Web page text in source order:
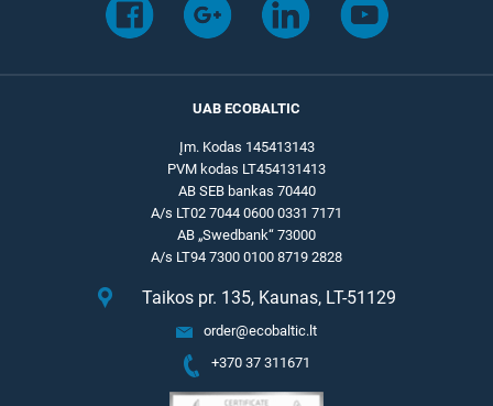
UAB ECOBALTIC
Įm. Kodas 145413143
PVM kodas LT454131413
AB SEB bankas 70440
A/s LT02 7044 0600 0331 7171
AB „Swedbank“ 73000
A/s LT94 7300 0100 8719 2828
Taikos pr. 135, Kaunas, LT-51129
order@ecobaltic.lt
+370 37 311671